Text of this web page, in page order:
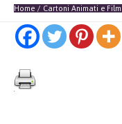
Home Cartoni Animati e Film